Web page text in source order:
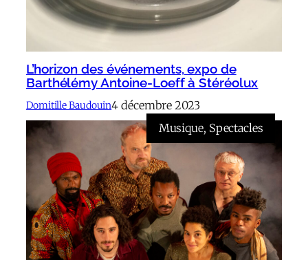
L’horizon des événements, expo de
Barthélémy Antoine-Loeff à Stéréolux
Domitille Baudouin4 décembre 2023
Musique, Spectacles